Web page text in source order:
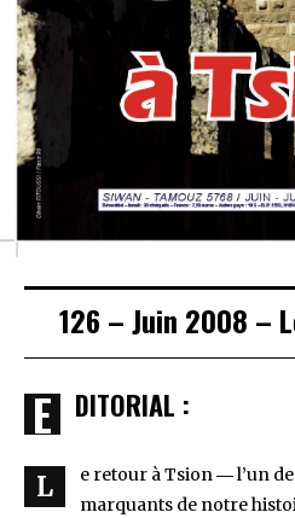
126 – Juin 2008 –
EDITORIAL :
L
e retour à Tsion ― l’un
marquants de notre